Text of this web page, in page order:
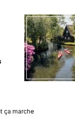
ça marche